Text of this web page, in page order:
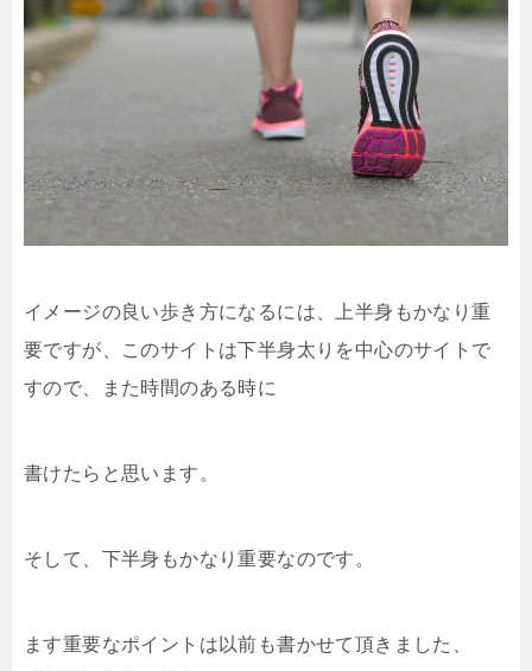
イメージの良い歩き方になるには、上半身もかなり重
要ですが、このサイトは下半身太りを中心のサイトで
すので、また時間のある時に
書けたらと思います。
そして、下半身もかなり重要なのです。
ます重要なポイントは以前も書かせて頂きました、